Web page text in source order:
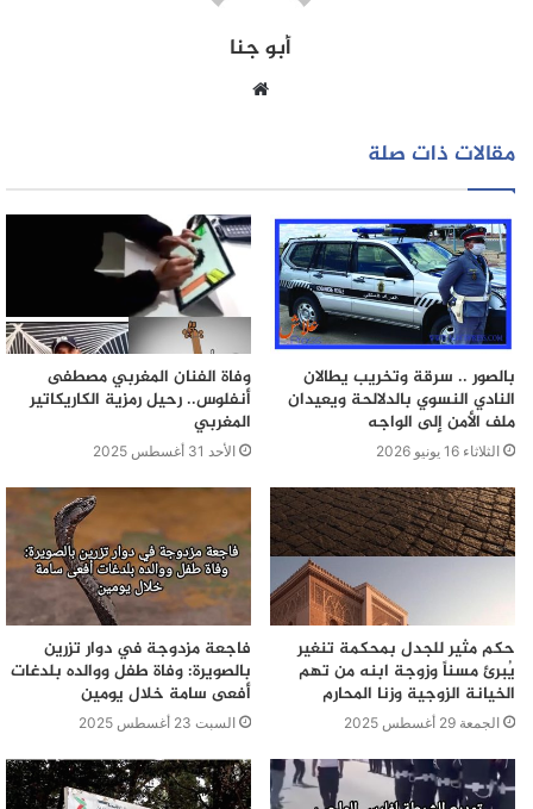
أبو جنا
مقالات ذات صلة
بالصور .. سرقة وتخريب يطالان
النادي النسوي بالدلالحة ويعيدان
ملف الأمن إلى الواجه
الثلاثاء 16 يونيو 2026
وفاة الفنان المغربي مصطفى
أنفلوس.. رحيل رمزية الكاريكاتير
المغربي
الأحد 31 أغسطس 2025
حكم مثير للجدل بمحكمة تنغير
يُبرئ مسناً وزوجة ابنه من تهم
الخيانة الزوجية وزنا المحارم
الجمعة 29 أغسطس 2025
فاجعة مزدوجة في دوار تزرين
بالصويرة: وفاة طفل ووالده بلدغات
أفعى سامة خلال يومين
السبت 23 أغسطس 2025